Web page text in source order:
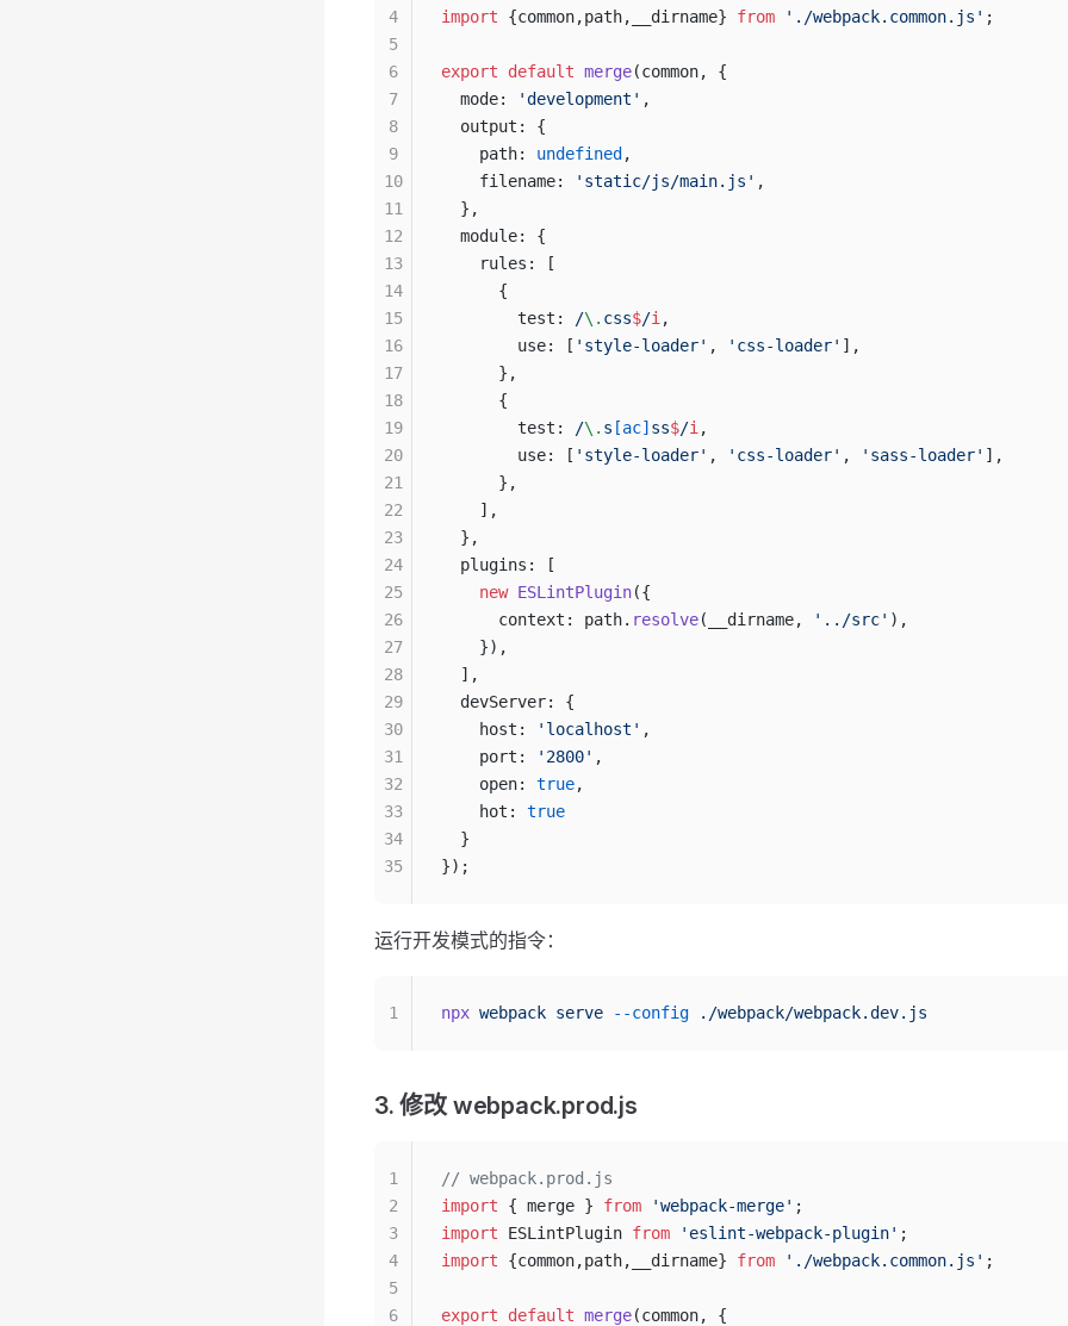
import {common,path,__dirname} from './webpack.common.js' ;
export default merge(common, {
  mode:
'development' ,
  output: {
    path:
undefined ,
    filename:
'static/js/main.js' ,
  },
  module: {
    rules: [
      {
        test:
/\. css$/i ,
        use: [
'style-loader' , 'css-loader' ],
      },
      {
        test:
/\. s [ac] ss$/i ,
        use: [
'style-loader' , 'css-loader' , 'sass-loader' ],
      },
    ],
  },
  plugins: [
    new
ESLintPlugin({
      context: path.
resolve(__dirname, '../src' ),
    }),
  ],
  devServer: {
    host:
'localhost' ,
    port:
'2800' ,
    open:
true,
    hot:
true
  }
});
4
5
6
7
8
9
10
11
12
13
14
15
16
17
18
19
20
21
22
23
24
25
26
27
28
29
30
31
32
33
34
35
运行开发模式的指令：
npx webpack serve --config ./webpack/webpack.dev.js
1
3. 修改 webpack.prod.js
// webpack.prod.js
import { merge } from 'webpack-merge' ;
import ESLintPlugin from 'eslint-webpack-plugin' ;
import {common,path,__dirname} from './webpack.common.js' ;
export default merge(common, {
1
2
3
4
5
6